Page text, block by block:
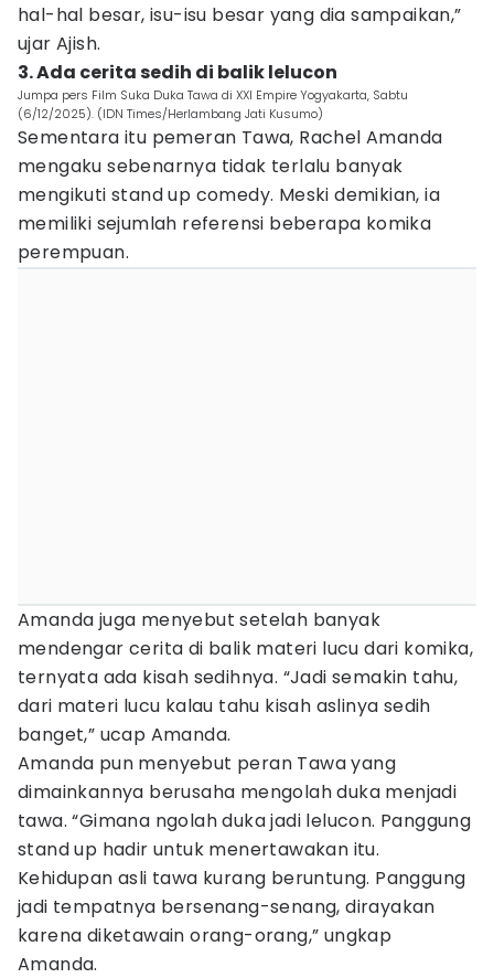
hal-hal besar, isu-isu besar yang dia sampaikan,”
ujar Ajish.
3. Ada cerita sedih di balik lelucon
Jumpa pers Film Suka Duka Tawa di XXI Empire Yogyakarta, Sabtu
(6/12/2025). (IDN Times/Herlambang Jati Kusumo)
Sementara itu pemeran Tawa, Rachel Amanda
mengaku sebenarnya tidak terlalu banyak
mengikuti stand up comedy. Meski demikian, ia
memiliki sejumlah referensi beberapa komika
perempuan.
Amanda juga menyebut setelah banyak
mendengar cerita di balik materi lucu dari komika,
ternyata ada kisah sedihnya. “Jadi semakin tahu,
dari materi lucu kalau tahu kisah aslinya sedih
banget,” ucap Amanda.
Amanda pun menyebut peran Tawa yang
dimainkannya berusaha mengolah duka menjadi
tawa. “Gimana ngolah duka jadi lelucon. Panggung
stand up hadir untuk menertawakan itu.
Kehidupan asli tawa kurang beruntung. Panggung
jadi tempatnya bersenang-senang, dirayakan
karena diketawain orang-orang,” ungkap
Amanda.